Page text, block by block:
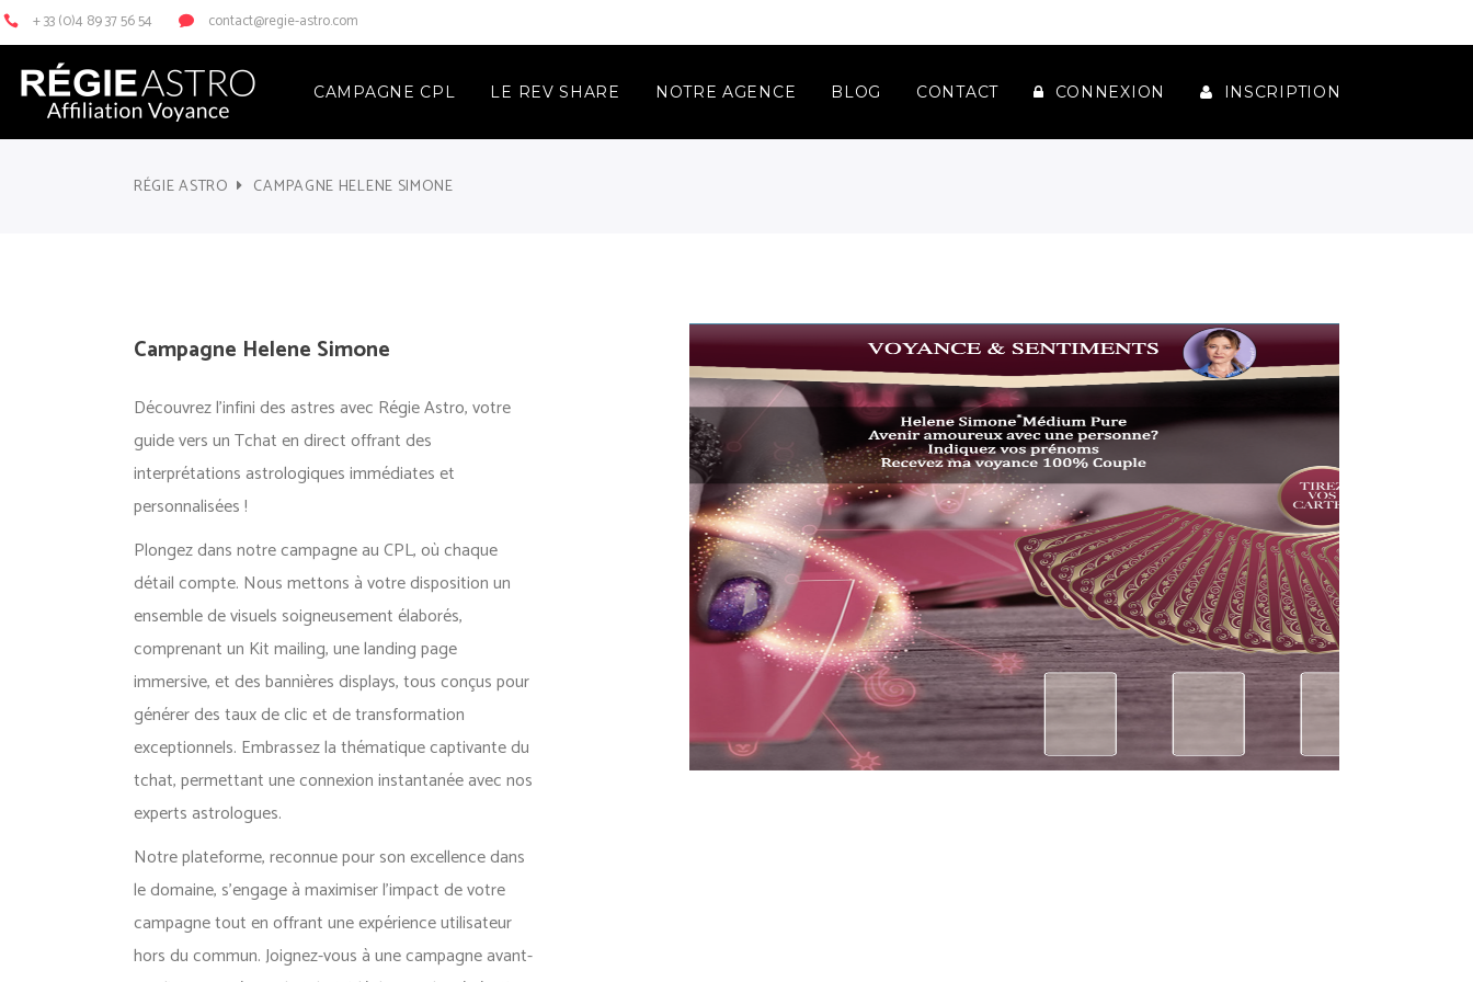
+ 33 (0)4 89 37 56 54 contact@regie-astro.com
CAMPAGNE CPL LE REV SHARE NOTRE AGENCE BLOG CONTACT CONNEXION INSCRIPTION
RÉGIE ASTRO CAMPAGNE HELENE SIMONE
Campagne Helene Simone
Découvrez l’infini des astres avec Régie Astro, votre
guide vers un Tchat en direct offrant des
interprétations astrologiques immédiates et
personnalisées !
Plongez dans notre campagne au CPL, où chaque
détail compte. Nous mettons à votre disposition un
ensemble de visuels soigneusement élaborés,
comprenant un Kit mailing, une landing page
immersive, et des bannières displays, tous conçus pour
générer des taux de clic et de transformation
exceptionnels. Embrassez la thématique captivante du
tchat, permettant une connexion instantanée avec nos
experts astrologues.
Notre plateforme, reconnue pour son excellence dans
le domaine, s’engage à maximiser l’impact de votre
campagne tout en offrant une expérience utilisateur
hors du commun. Joignez-vous à une campagne avant-